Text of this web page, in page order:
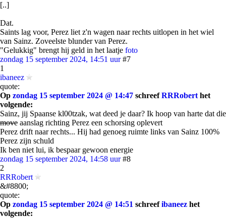
[..]
Dat.
Saints lag voor, Perez liet z'n wagen naar rechts uitlopen in het wiel
van Sainz. Zoveelste blunder van Perez.
"Gelukkig" brengt hij geld in het laatje foto
zondag 15 september 2024, 14:51 uur #7
1
ibaneez
quote:
Op zondag 15 september 2024 @ 14:47 schreefRRRobert het
volgende:
Sainz, jij Spaanse kl00tzak, wat deed je daar? Ik hoop van harte dat die
move aanslag richting Perez een schorsing oplevert
Perez drift naar rechts... Hij had genoeg ruimte links van Sainz 100%
Perez zijn schuld
Ik ben niet lui, ik bespaar gewoon energie
zondag 15 september 2024, 14:58 uur #8
2
RRRobert
&#8800;
quote:
Op zondag 15 september 2024 @ 14:51 schreefibaneez het
volgende: